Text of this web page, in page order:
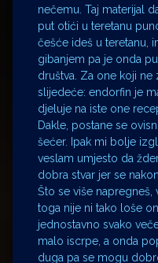
nečemu. Taj materijal
put otići u teretanu
češće ideš u teretanu,
gibanjem pa je onda
društva. Za one koji ne
slijedeće: endorfin je
djeluje na iste one
Dakle, postane se
šećer. Ipak mi bolje
veslam umjesto da
dobra stvar jer se
Što se više
toga nije ni tako loše
jednostavno svako
malo iscrpe, a onda
duga pa se mogu